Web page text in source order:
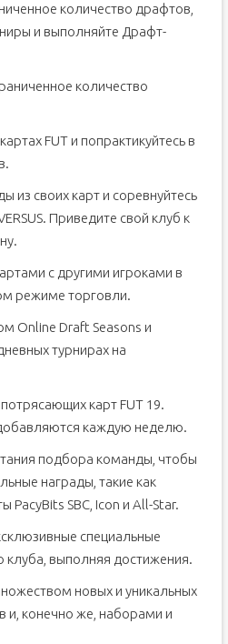
количество драфтов,
и выполняйте Драфт-
количество
FUT и попрактикуйтесь в
из своих карт и соревнуйтесь
Приведите свой клуб к
с другими игроками в
режиме торговли.
Online Draft Seasons и
турнирах на
карт FUT 19.
каждую неделю.
подбора команды, чтобы
награды, такие как
PacyBits SBC, Icon и All-Star.
специальные
клуба, выполняя достижения.
новых и уникальных
и, конечно же, наборами и